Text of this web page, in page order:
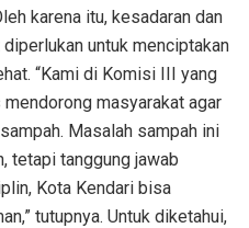
karena itu, kesadaran dan
untuk menciptakan
“Kami di Komisi III yang
masyarakat agar
Masalah sampah ini
tetapi tanggung jawab
Kota Kendari bisa
tutupnya. Untuk diketahui,